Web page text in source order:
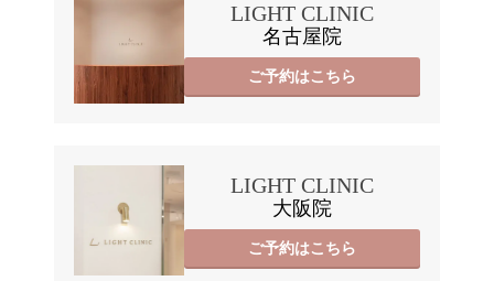
LIGHT CLINIC
名古屋院
ご予約はこちら
LIGHT CLINIC
大阪院
ご予約はこちら